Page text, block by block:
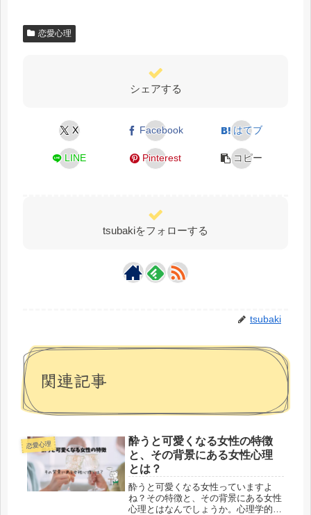
恋愛心理
シェアする
X Facebook はてブ
LINE Pinterest コピー
tsubakiをフォローする
tsubaki
関連記事
恋愛心理
酔うと可愛くなる女性の特徴
と、その背景にある女性心理
とは？
酔うと可愛くなる女性っていますよ
ね？その特徴と、その背景にある女性
心理とはなんでしょうか。心理学的に